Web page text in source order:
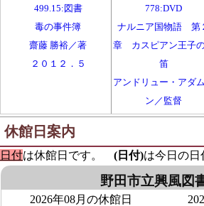
499.15:図書
毒の事件簿
齋藤 勝裕／著
２０１２．５
778:DVD
ナルニア国物語 第
章 カスピアン王子
笛
アンドリュー・アダ
ン／監督
２００９．２",
913.6:図書
龍眼争奪戦
２０１５．９
放課後ミステリクラ
知念 実希人／作
２０２３．６
休館日案内
日付は休館日です。 (日付)は今日の日
野田市立興風図
2026年08月の休館日